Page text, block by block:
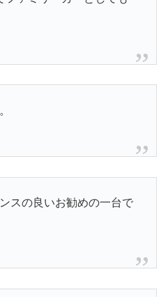
スの良いお勧めの一台で